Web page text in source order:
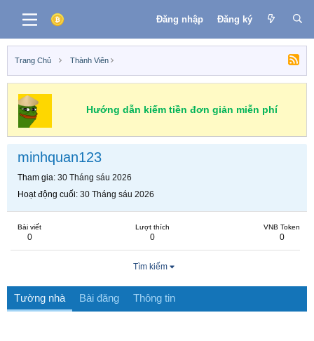
Đăng nhập Đăng ký
Trang Chủ Thành Viên
Hướng dẫn kiếm tiền đơn giản miễn phí
minhquan123
Tham gia 30 Tháng sáu 2026
Hoạt động cuối 30 Tháng sáu 2026
Bài viết
0
Lượt thích
0
VNB Token
0
Tìm kiếm
Tường nhà Bài đăng Thông tin